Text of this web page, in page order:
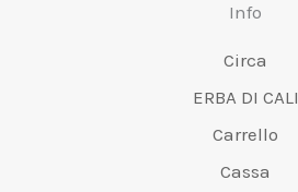
Info
Circa
ERBA DI CALI
Carrello
Cassa